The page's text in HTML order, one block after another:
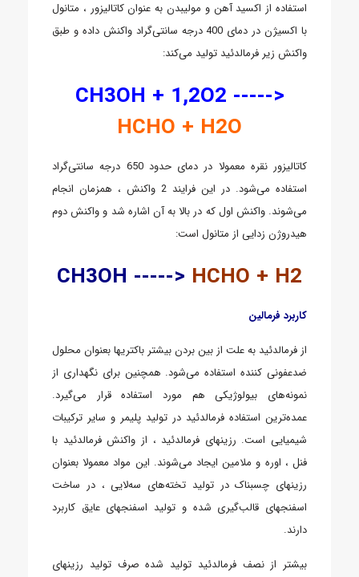
استفاده از اکسید آهن و مولیبدن به عنوان کاتالیزور ، متانول
با اکسیژن در دمای 400 درجه سانتی‌گراد واکنش داده و طبق
واکنش زیر فرمالدئید تولید می‌کند:
CH3OH + 1,2O2 ----->
HCHO + H2O
کاتالیزور نقره معمولا در دمای حدود 650 درجه سانتی‌گراد
استفاده می‌شود. در این فرایند 2 واکنش ، همزمان انجام
می‌شوند. واکنش اول که در بالا به آن اشاره شد و واکنش دوم
هیدروژن زدایی از متانول است:
CH3OH -----> HCHO + H2
کاربرد فرمالین
از فرمالدئید به علت از بین بردن بیشتر باکتریها بعنوان محلول
ضدعفونی کننده استفاده می‌شود. همچنین برای نگهداری از
نمونه‌های بیولوژیکی هم مورد استفاده قرار می‌گیرد.
عمده‌ترین استفاده فرمالدئید در تولید پلیمر و سایر ترکیبات
شیمیایی است. رزینهای فرمالدئید ، از واکنش فرمالدئید با
فنل ، اوره و ملامین ایجاد می‌شوند. این مواد معمولا بعنوان
رزینهای چسبناک در تولید تخته‌های سه‌لایی ، در ساخت
اسفنجهای قالب‌گیری شده و تولید اسفنجهای عایق کاربرد
دارند.
بیشتر از نصف فرمالدئید تولید شده صرف تولید رزینهای